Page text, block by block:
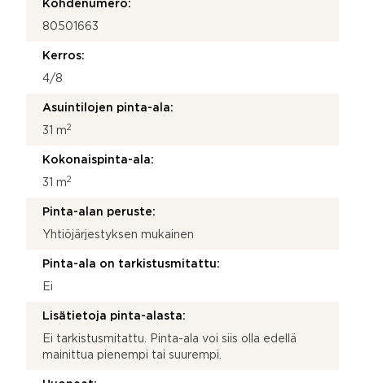
Kohdenumero:
80501663
Kerros:
4/8
Asuintilojen pinta-ala:
31 m2
Kokonaispinta-ala:
31 m2
Pinta-alan peruste:
Yhtiöjärjestyksen mukainen
Pinta-ala on tarkistusmitattu:
Ei
Lisätietoja pinta-alasta:
Ei tarkistusmitattu. Pinta-ala voi siis olla edellä
mainittua pienempi tai suurempi.